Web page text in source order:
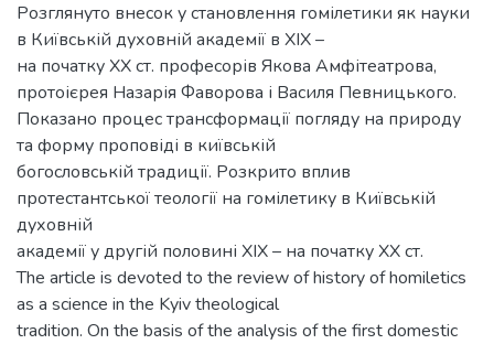
Розглянуто внесок у становлення гомілетики як науки
в Київській духовній академії в XІX –
на початку ХХ ст. професорів Якова Амфітеатрова,
протоієрея Назарія Фаворова і Василя Певницького.
Показано процес трансформації погляду на природу
та форму проповіді в київській
богословській традиції. Розкрито вплив
протестантської теології на гомілетику в Київській
духовній
академії у другій половині XІX – на початку ХХ ст.
The article is devoted to the review of history of homiletics
as a science in the Kyiv theological
tradition. On the basis of the analysis of the first domestic